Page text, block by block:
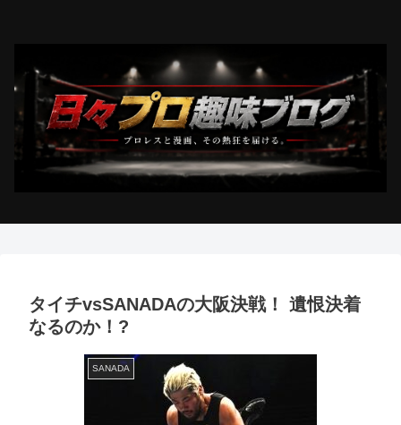
タイチvsSANADAの大阪決戦！ 遺恨決着
なるのか！?
SANADA